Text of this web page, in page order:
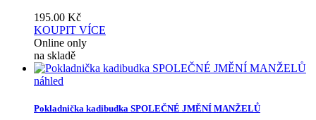
195.00 Kč
KOUPIT VÍCE
Online only
na skladě
náhled
Pokladnička kadibudka SPOLEČNÉ JMĚNÍ MANŽELŮ